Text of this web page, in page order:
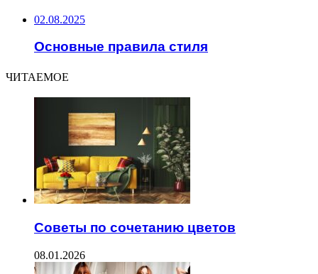
02.08.2025
Основные правила стиля
ЧИТАЕМОЕ
Советы по сочетанию цветов
08.01.2026